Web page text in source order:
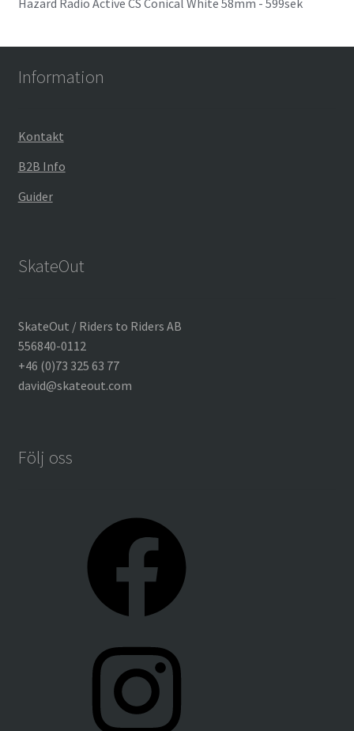
Information
Kontakt
B2B Info
Guider
SkateOut
SkateOut / Riders to Riders AB
556840-0112
+46 (0)73 325 63 77
david@skateout.com
Följ oss